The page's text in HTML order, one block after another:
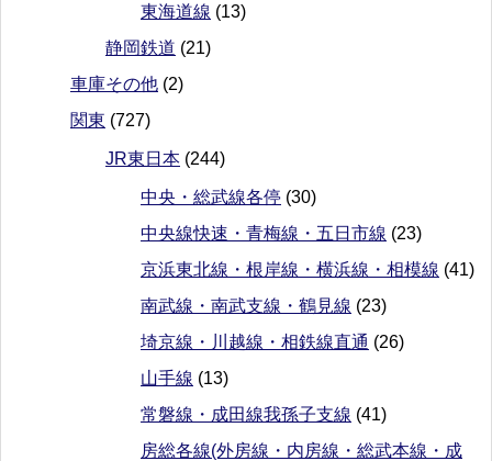
東海道線 (13)
静岡鉄道 (21)
車庫その他 (2)
関東 (727)
JR東日本 (244)
中央・総武線各停 (30)
中央線快速・青梅線・五日市線 (23)
京浜東北線・根岸線・横浜線・相模線 (41)
南武線・南武支線・鶴見線 (23)
埼京線・川越線・相鉄線直通 (26)
山手線 (13)
常磐線・成田線我孫子支線 (41)
房総各線(外房線・内房線・総武本線・成